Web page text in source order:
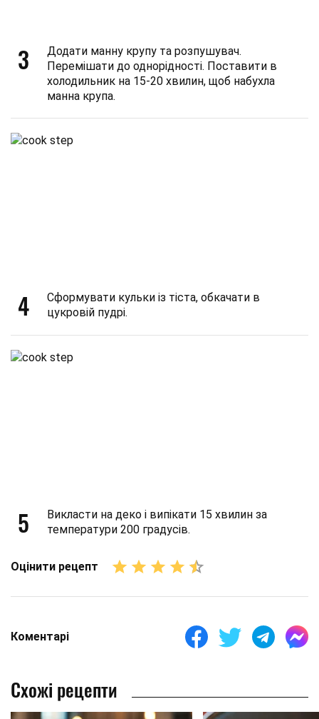
3
Додати манну крупу та розпушувач.
Перемішати до однорідності. Поставити в
холодильник на 15-20 хвилин, щоб набухла
манна крупа.
4
Сформувати кульки із тіста, обкачати в
цукровій пудрі.
5
Викласти на деко і випікати 15 хвилин за
температури 200 градусів.
Оцінити рецепт
Коментарі
Схожі рецепти